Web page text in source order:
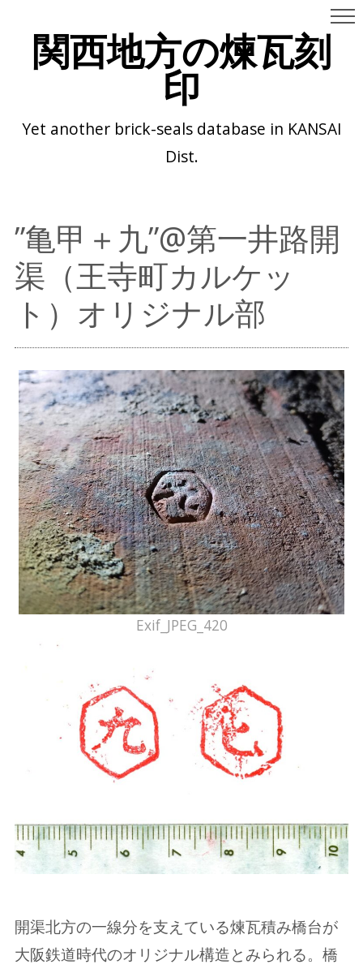
関西地方の煉瓦刻
印
Yet another brick-seals database in KANSAI
Dist.
”亀甲＋九”@第一井路開
渠（王寺町カルケッ
ト）オリジナル部
Exif_JPEG_420
開渠北方の一線分を支えている煉瓦積み橋台が
大阪鉄道時代のオリジナル構造とみられる。橋